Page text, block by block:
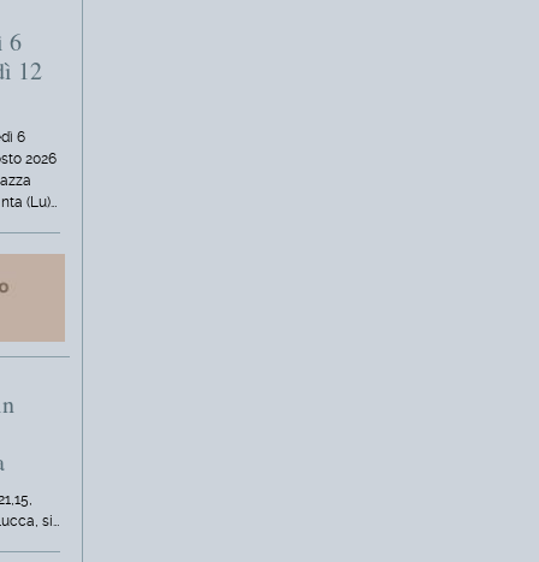
6
12
6
2026
(Lu)…
si…